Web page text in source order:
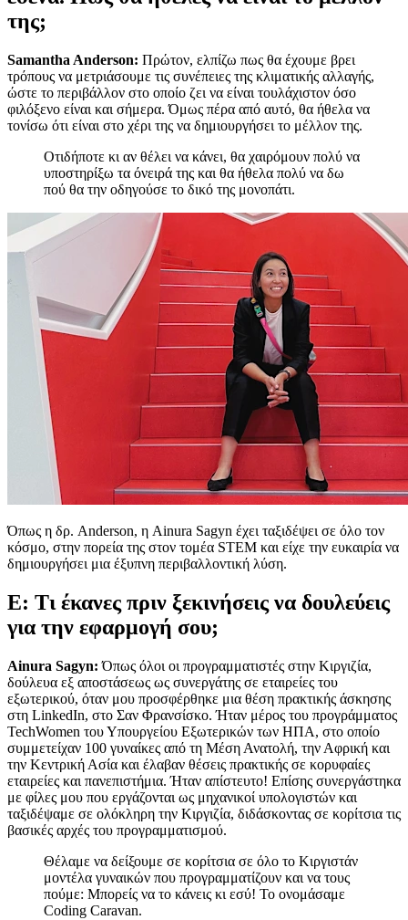
της;
Samantha Anderson: Πρώτον, ελπίζω πως θα έχουμε βρει
τρόπους να μετριάσουμε τις συνέπειες της κλιματικής αλλαγής,
ώστε το περιβάλλον στο οποίο ζει να είναι τουλάχιστον όσο
φιλόξενο είναι και σήμερα. Όμως πέρα από αυτό, θα ήθελα να
τονίσω ότι είναι στο χέρι της να δημιουργήσει το μέλλον της.
Οτιδήποτε κι αν θέλει να κάνει, θα χαιρόμουν πολύ να
υποστηρίξω τα όνειρά της και θα ήθελα πολύ να δω
πού θα την οδηγούσε το δικό της μονοπάτι.
Όπως η δρ. Anderson, η Ainura Sagyn έχει ταξιδέψει σε όλο τον
κόσμο, στην πορεία της στον τομέα STEM και είχε την ευκαιρία να
δημιουργήσει μια έξυπνη περιβαλλοντική λύση.
Ε: Τι έκανες πριν ξεκινήσεις να δουλεύεις
για την εφαρμογή σου;
Ainura Sagyn: Όπως όλοι οι προγραμματιστές στην Κιργιζία,
δούλευα εξ αποστάσεως ως συνεργάτης σε εταιρείες του
εξωτερικού, όταν μου προσφέρθηκε μια θέση πρακτικής άσκησης
στη LinkedIn, στο Σαν Φρανσίσκο. Ήταν μέρος του προγράμματος
TechWomen του Υπουργείου Εξωτερικών των ΗΠΑ, στο οποίο
συμμετείχαν 100 γυναίκες από τη Μέση Ανατολή, την Αφρική και
την Κεντρική Ασία και έλαβαν θέσεις πρακτικής σε κορυφαίες
εταιρείες και πανεπιστήμια. Ήταν απίστευτο! Επίσης συνεργάστηκα
με φίλες μου που εργάζονται ως μηχανικοί υπολογιστών και
ταξιδέψαμε σε ολόκληρη την Κιργιζία, διδάσκοντας σε κορίτσια τις
βασικές αρχές του προγραμματισμού.
Θέλαμε να δείξουμε σε κορίτσια σε όλο το Κιργιστάν
μοντέλα γυναικών που προγραμματίζουν και να τους
πούμε: Μπορείς να το κάνεις κι εσύ! Το ονομάσαμε
Coding Caravan.